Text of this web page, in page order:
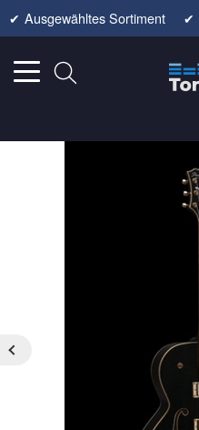
✔ Ausgewähltes Sortiment ✔